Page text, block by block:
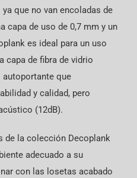
que no van encoladas de
capa de uso de 0,7 mm y un
es ideal para un uso
capa de fibra de vidrio
autoportante que
y calidad, pero
(12dB).
de la colección Decoplank
adecuado a su
con las losetas acabado